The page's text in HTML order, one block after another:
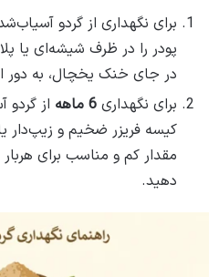
برای نگهداری از گردو
پودر را در ظرف شیشه‌ای یا
در جای خنک یخچال، به دور
برای نگهداری
از گردو
کیسه فریزر ضخیم و زیپ‌دار
مقدار کم و مناسب برای هربار
دهید.